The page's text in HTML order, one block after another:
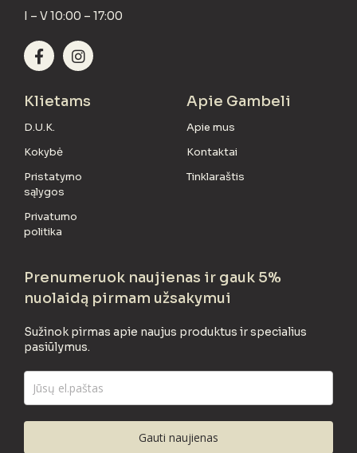
I – V 10:00 – 17:00
Klietams
D.U.K.
Kokybė
Pristatymo
sąlygos
Privatumo
politika
Apie Gambeli
Apie mus
Kontaktai
Tinklaraštis
Prenumeruok naujienas ir gauk 5%
nuolaidą pirmam užsakymui
Sužinok pirmas apie naujus produktus ir specialius
pasiūlymus.
Gauti naujienas